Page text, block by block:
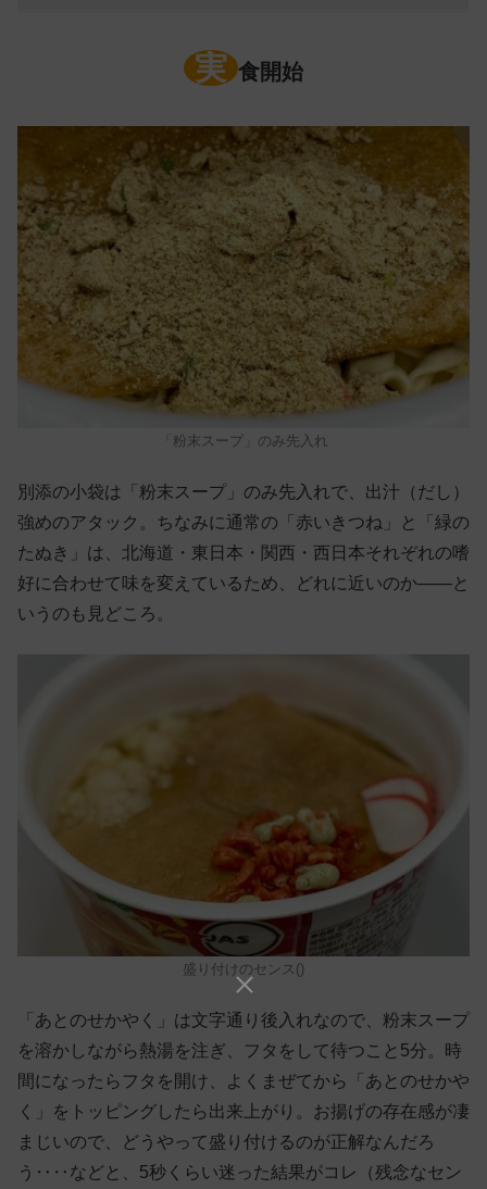
実 食開始
「粉末スープ」のみ先入れ
別添の小袋は「粉末スープ」のみ先入れで、出汁（だし）
強めのアタック。ちなみに通常の「赤いきつね」と「緑の
たぬき」は、北海道・東日本・関西・西日本それぞれの嗜
好に合わせて味を変えているため、どれに近いのか——と
いうのも見どころ。
盛り付けのセンス()
「あとのせかやく」は文字通り後入れなので、粉末スープ
を溶かしながら熱湯を注ぎ、フタをして待つこと5分。時
間になったらフタを開け、よくまぜてから「あとのせかや
く」をトッピングしたら出来上がり。お揚げの存在感が凄
まじいので、どうやって盛り付けるのが正解なんだろ
う‥‥などと、5秒くらい迷った結果がコレ（残念なセン